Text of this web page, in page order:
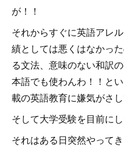
が！！
それからすぐに英語アレ
績としては悪くはなかっ
る文法、意味のない和訳
本語でも使わんわ！！と
載の英語教育に嫌気がさし
そして大学受験を目前にし
それはある日突然やってき